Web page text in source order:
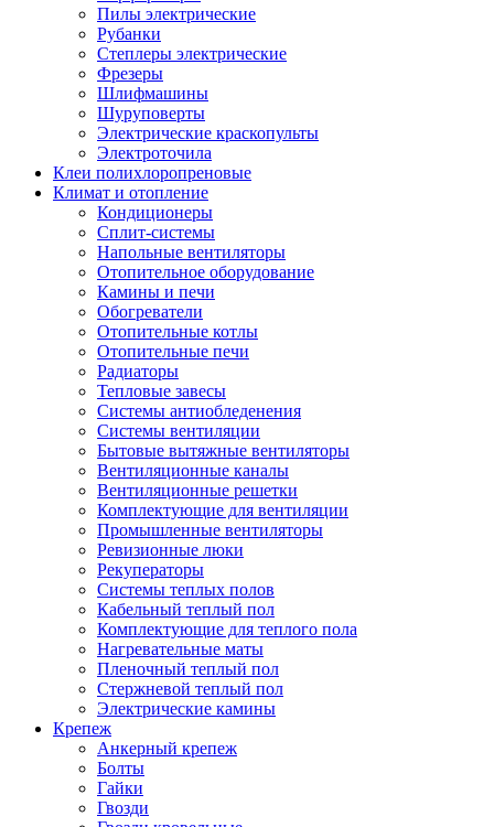
Пилы электрические
Рубанки
Степлеры электрические
Фрезеры
Шлифмашины
Шуруповерты
Электрические краскопульты
Электроточила
Клеи полихлоропреновые
Климат и отопление
Кондиционеры
Сплит-системы
Напольные вентиляторы
Отопительное оборудование
Камины и печи
Обогреватели
Отопительные котлы
Отопительные печи
Радиаторы
Тепловые завесы
Системы антиобледенения
Системы вентиляции
Бытовые вытяжные вентиляторы
Вентиляционные каналы
Вентиляционные решетки
Комплектующие для вентиляции
Промышленные вентиляторы
Ревизионные люки
Рекуператоры
Системы теплых полов
Кабельный теплый пол
Комплектующие для теплого пола
Нагревательные маты
Пленочный теплый пол
Стержневой теплый пол
Электрические камины
Крепеж
Анкерный крепеж
Болты
Гайки
Гвозди